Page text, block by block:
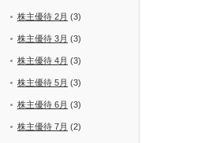
株主優待 2月 (3)
株主優待 3月 (3)
株主優待 4月 (3)
株主優待 5月 (3)
株主優待 6月 (3)
株主優待 7月 (2)